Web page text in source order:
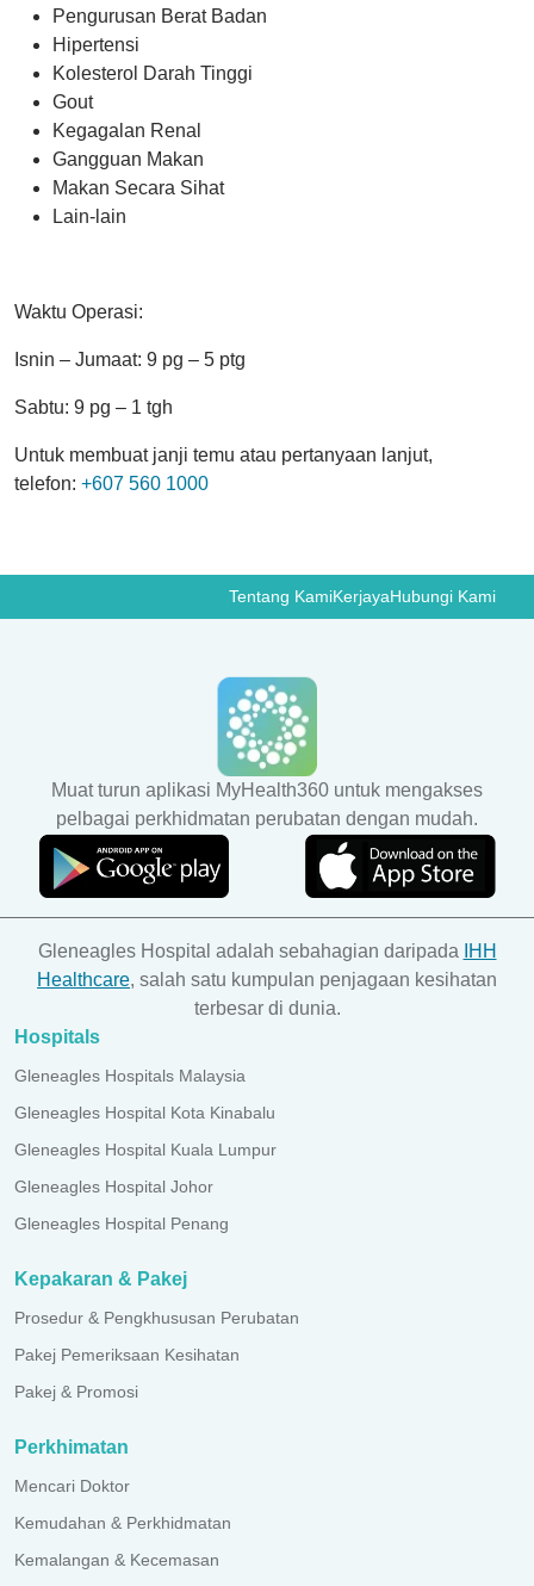
Pengurusan Berat Badan
Hipertensi
Kolesterol Darah Tinggi
Gout
Kegagalan Renal
Gangguan Makan
Makan Secara Sihat
Lain-lain
Waktu Operasi:
Isnin – Jumaat: 9 pg – 5 ptg
Sabtu: 9 pg – 1 tgh
Untuk membuat janji temu atau pertanyaan lanjut,
telefon: +607 560 1000
Tentang KamiKerjayaHubungi Kami
Muat turun aplikasi MyHealth360 untuk mengakses
pelbagai perkhidmatan perubatan dengan mudah.
Gleneagles Hospital adalah sebahagian daripada
IHH
Healthcare, salah satu kumpulan penjagaan kesihatan
terbesar di dunia.
Hospitals
Gleneagles Hospitals Malaysia
Gleneagles Hospital Kota Kinabalu
Gleneagles Hospital Kuala Lumpur
Gleneagles Hospital Johor
Gleneagles Hospital Penang
Kepakaran & Pakej
Prosedur & Pengkhususan Perubatan
Pakej Pemeriksaan Kesihatan
Pakej & Promosi
Perkhimatan
Mencari Doktor
Kemudahan & Perkhidmatan
Kemalangan & Kecemasan